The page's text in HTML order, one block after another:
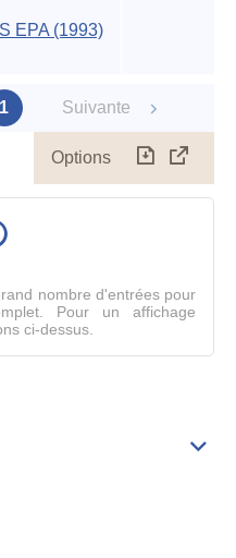
EPA (1993)
1 Suivante
Options
le
nombre d'entrées pour
Pour un affichage
ci-dessus.